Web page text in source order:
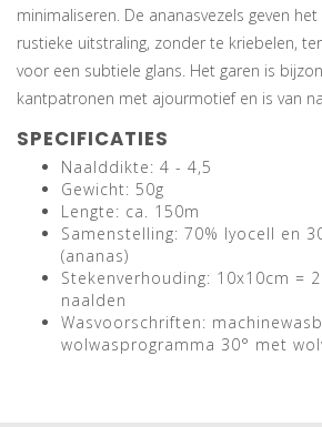
minimaliseren. De ananasvezels geven
rustieke uitstraling, zonder te kriebelen,
voor een subtiele glans. Het garen is
kantpatronen met ajourmotief en is van
SPECIFICATIES
Naalddikte: 4 - 4,5
Gewicht: 50g
Lengte: ca. 150m
Samenstelling: 70% lyocell en
(ananas)
Stekenverhouding: 10x10cm =
naalden
Wasvoorschriften:
wolwasprogramma 30° met